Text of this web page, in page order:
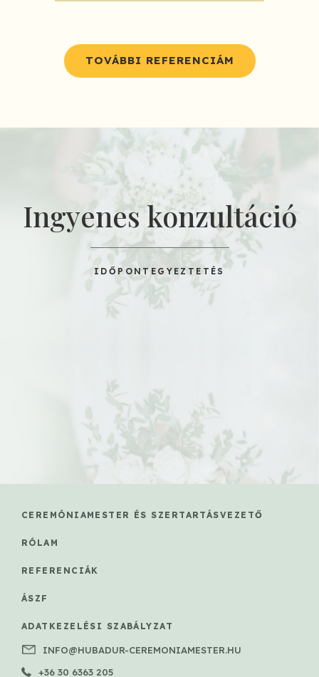
TOVÁBBI REFERENCIÁM
Ingyenes konzultáció
IDŐPONTEGYEZTETÉS
CEREMÓNIAMESTER ÉS SZERTARTÁSVEZETŐ
RÓLAM
REFERENCIÁK
ÁSZF
ADATKEZELÉSI SZABÁLYZAT
INFO@HUBADUR-CEREMONIAMESTER.HU
+36 30 6363 205